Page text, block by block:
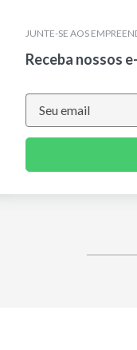
JUNTE-SE AOS
Receba nossos